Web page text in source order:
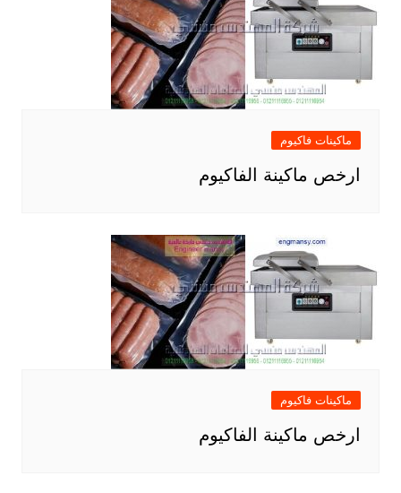
ماكينات فاكيوم
ارخص ماكينة الفاكيوم
ماكينات فاكيوم
ارخص ماكينة الفاكيوم